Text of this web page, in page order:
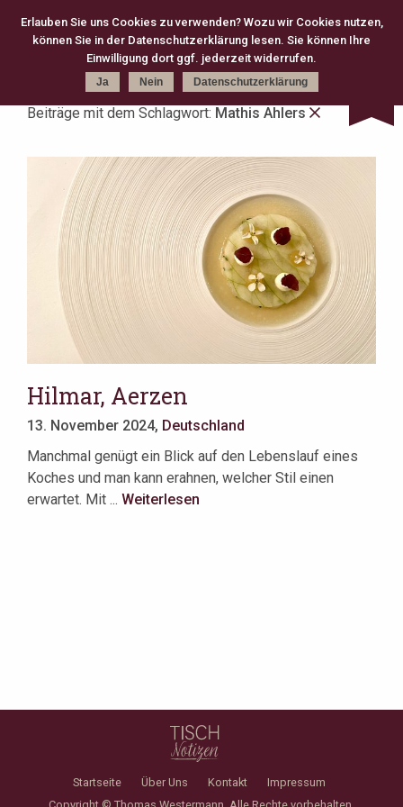
Beiträge mit dem Schlagwort: Mathis Ahlers
Hilmar, Aerzen
13. November 2024, Deutschland
Manchmal genügt ein Blick auf den Lebenslauf eines
Koches und man kann erahnen, welcher Stil einen
erwartet. Mit ... Weiterlesen
Kategorie Schlagworte
Fine Dining (82)
Köln (79)
moderne Klassik (75)
2 Michelin Stars (74)
französisch (64)
neue deutsche Küche (63)
Casual Fine Dining (59)
regional (58)
3 Michelin Stars (47)
Hannover (43)
Gault Millau (29)
japanisch (27)
klassisch (27)
Jeunes Restaurateurs (25)
Take Away (24)
Antwerpen (20)
asiatisch (18)
Österreich (18)
Berlin (17)
Bib Gourmand (16)
Amsterdam (15)
Christian Bau (15)
Startseite Über Uns Kontakt
Impressum
Erlauben Sie uns Cookies zu verwenden? Wozu wir Cookies nutzen,
können Sie in der Datenschutzerklärung lesen. Sie können Ihre
Einwilligung dort ggf. jederzeit widerrufen.
Ja Nein Datenschutzerklärung